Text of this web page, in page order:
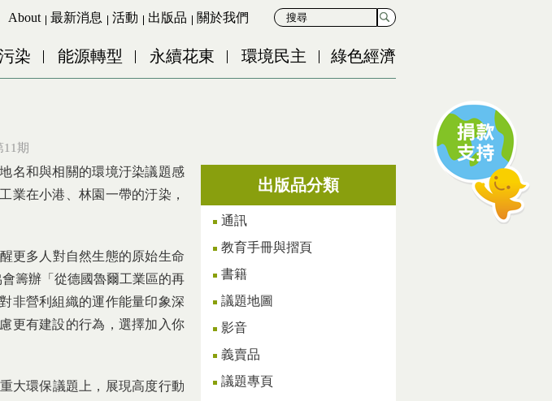
Navigation
content
About 最新消息 活動 出版品 關於我們
染 能源轉型 永續花東 環境民主 綠色經濟
期
名和與相關的環境汙染議題感
業在小港、林園一帶的汙染，
更多人對自然生態的原始生命
籌辦「從德國魯爾工業區的再
非營利組織的運作能量印象深
更有建設的行為，選擇加入你
大環保議題上，展現高度行動
出版品分類
通訊
教育手冊與摺頁
書籍
議題地圖
影音
義賣品
議題專頁